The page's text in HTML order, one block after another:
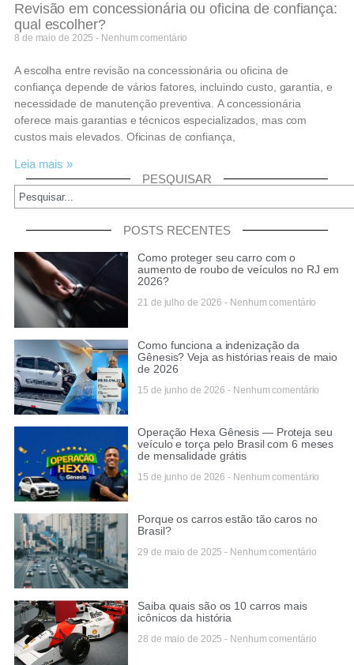
Revisão em concessionária ou oficina de confiança:
qual escolher?
8 de maio de 2025 Nenhum comentário
A escolha entre revisão na concessionária ou oficina de
confiança depende de vários fatores, incluindo custo, garantia, e
necessidade de manutenção preventiva. A concessionária
oferece mais garantias e técnicos especializados, mas com
custos mais elevados. Oficinas de confiança,
Leia mais »
PESQUISAR
POSTS RECENTES
Como proteger seu carro com o
aumento de roubo de veículos no RJ em
2026?
21 de julho de 2026 Nenhum comentário
Como funciona a indenização da
Gênesis? Veja as histórias reais de maio
de 2026
15 de junho de 2026 Nenhum comentário
Operação Hexa Gênesis — Proteja seu
veículo e torça pelo Brasil com 6 meses
de mensalidade grátis
15 de junho de 2026 Nenhum comentário
Porque os carros estão tão caros no
Brasil?
29 de maio de 2025 Nenhum comentário
Saiba quais são os 10 carros mais
icônicos da história
28 de maio de 2025 Nenhum comentário